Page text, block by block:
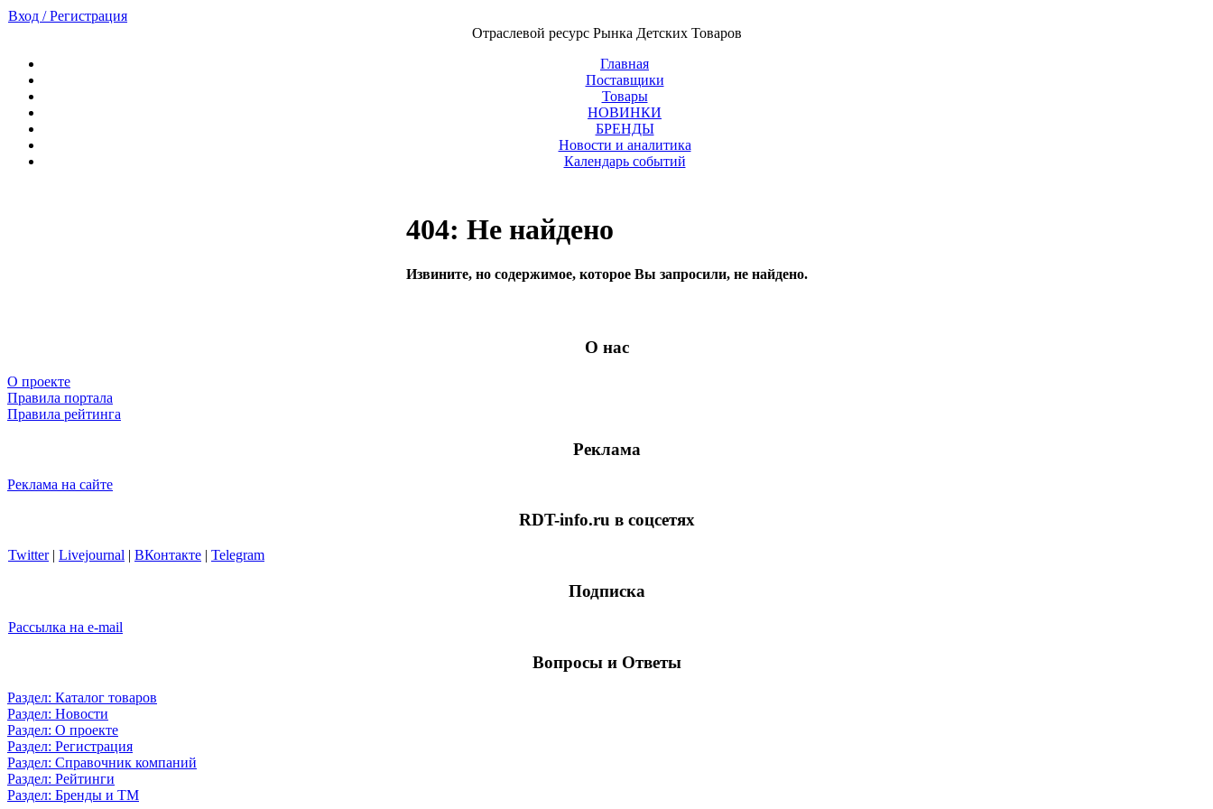
Вход / Регистрация
Отраслевой ресурс Рынка Детских Товаров
Главная
Поставщики
Товары
НОВИНКИ
БРЕНДЫ
Новости и аналитика
Календарь событий
404: Не найдено
Извините, но содержимое, которое Вы запросили, не найдено.
О нас
О проекте
Правила портала
Правила рейтинга
Реклама
Реклама на сайте
RDT-info.ru в соцсетях
Twitter| Livejournal | ВКонтакте | Telegram
Подписка
Рассылка на e-mail
Вопросы и Ответы
Раздел: Каталог товаров
Раздел: Новости
Раздел: О проекте
Раздел: Регистрация
Раздел: Справочник компаний
Раздел: Рейтинги
Раздел: Бренды и ТМ